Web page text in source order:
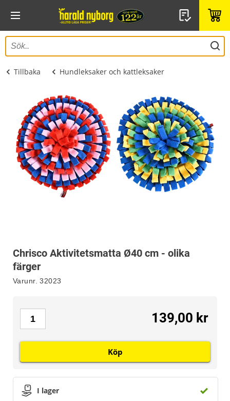
Tillbaka Hundleksaker och kattleksaker
Chrisco Aktivitetsmatta Ø40 cm - olika
färger
Varunr. 32023
I lager
139,00 kr
Köp